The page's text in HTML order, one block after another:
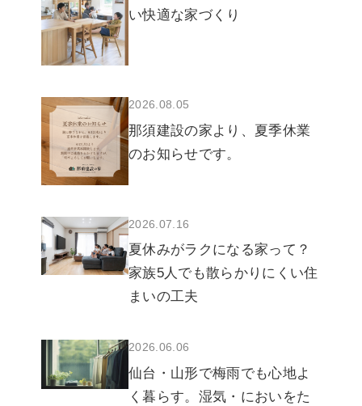
い快適な家づくり
2026.08.05
那須建設の家より、夏季休業
のお知らせです。
2026.07.16
夏休みがラクになる家って？
家族5人でも散らかりにくい住
まいの工夫
2026.06.06
仙台・山形で梅雨でも心地よ
く暮らす。湿気・においをた